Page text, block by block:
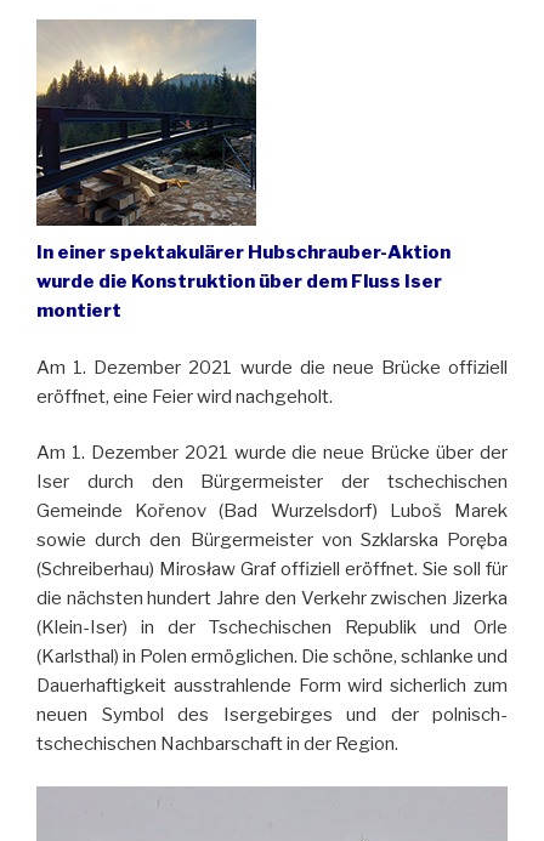
In einer spektakulärer Hubschrauber-Aktion
wurde die Konstruktion über dem Fluss Iser
montiert
Am 1. Dezember 2021 wurde die neue Brücke offiziell
eröffnet, eine Feier wird nachgeholt.
Am 1. Dezember 2021 wurde die neue Brücke über der
Iser durch den Bürgermeister der tschechischen
Gemeinde Kořenov (Bad Wurzelsdorf) Luboš Marek
sowie durch den Bürgermeister von Szklarska Poręba
(Schreiberhau) Mirosław Graf offiziell eröffnet. Sie soll für
die nächsten hundert Jahre den Verkehr zwischen Jizerka
(Klein-Iser) in der Tschechischen Republik und Orle
(Karlsthal) in Polen ermöglichen. Die schöne, schlanke und
Dauerhaftigkeit ausstrahlende Form wird sicherlich zum
neuen Symbol des Isergebirges und der polnisch-
tschechischen Nachbarschaft in der Region.